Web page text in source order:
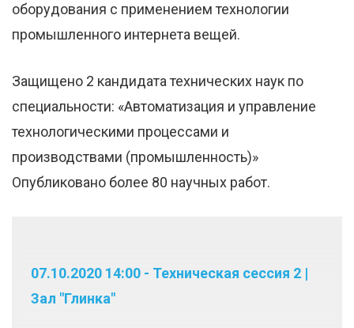
оборудования с применением технологии
промышленного интернета вещей.
Защищено 2 кандидата технических наук по
специальности: «Автоматизация и управление
технологическими процессами и
производствами (промышленность)»
Опубликовано более 80 научных работ.
07.10.2020 14:00 - Техническая сессия 2 |
Зал "Глинка"